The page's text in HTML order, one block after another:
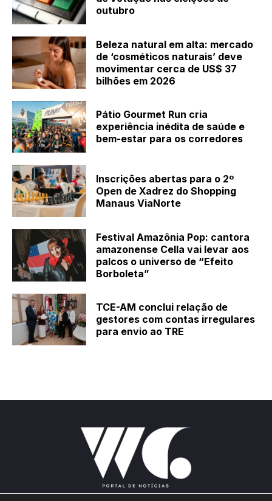
outubro
Beleza natural em alta: mercado
de ‘cosméticos naturais’ deve
movimentar cerca de US$ 37
bilhões em 2026
Pátio Gourmet Run cria
experiência inédita de saúde e
bem-estar para os corredores
Inscrições abertas para o 2º
Open de Xadrez do Shopping
Manaus ViaNorte
Festival Amazônia Pop: cantora
amazonense Cella vai levar aos
palcos o universo de “Efeito
Borboleta”
TCE-AM conclui relação de
gestores com contas irregulares
para envio ao TRE